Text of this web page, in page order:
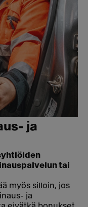
ja
tai
myös silloin, jos
ja